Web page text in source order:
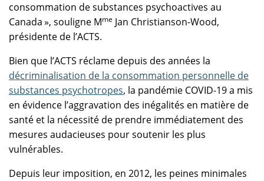
consommation de substances psychoactives au
Canada », souligne Mme Jan Christianson-Wood,
présidente de l’ACTS.
Bien que l’ACTS réclame depuis des années la
décriminalisation de la consommation personnelle de
substances psychotropes, la pandémie COVID-19 a mis
en évidence l’aggravation des inégalités en matière de
santé et la nécessité de prendre immédiatement des
mesures audacieuses pour soutenir les plus
vulnérables.
Depuis leur imposition, en 2012, les peines minimales